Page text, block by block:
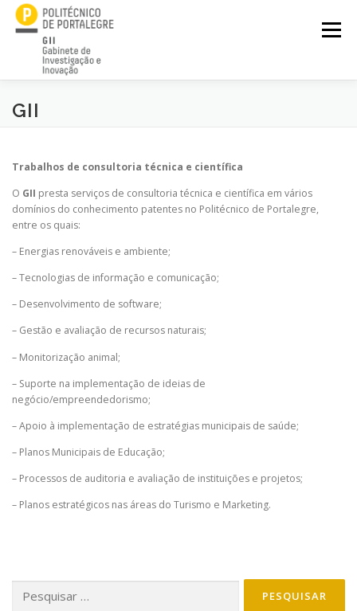
Saltar
para
conteúdo
Menu
GII
PRESTAÇÕES DE SERVIÇOS REGULAMENTAÇÃO
COMUNICAÇÃO DE CIÊNCIA
GII
Trabalhos de consultoria técnica e científica
O GII presta serviços de consultoria técnica e científica em vários
domínios do conhecimento patentes no Politécnico de Portalegre,
entre os quais:
– Energias renováveis e ambiente;
– Tecnologias de informação e comunicação;
– Desenvolvimento de software;
– Gestão e avaliação de recursos naturais;
– Monitorização animal;
– Suporte na implementação de ideias de
negócio/empreendedorismo;
– Apoio à implementação de estratégias municipais de saúde;
– Planos Municipais de Educação;
– Processos de auditoria e avaliação de instituições e projetos;
– Planos estratégicos nas áreas do Turismo e Marketing.
por: